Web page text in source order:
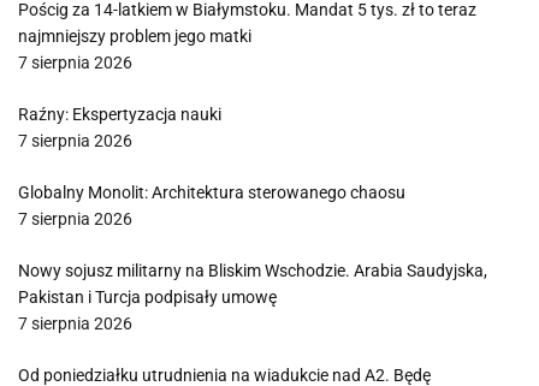
Pościg za 14-latkiem w Białymstoku. Mandat 5 tys. zł to teraz
najmniejszy problem jego matki
7 sierpnia 2026
Raźny: Ekspertyzacja nauki
7 sierpnia 2026
Globalny Monolit: Architektura sterowanego chaosu
7 sierpnia 2026
Nowy sojusz militarny na Bliskim Wschodzie. Arabia Saudyjska,
Pakistan i Turcja podpisały umowę
7 sierpnia 2026
Od poniedziałku utrudnienia na wiadukcie nad A2. Będę